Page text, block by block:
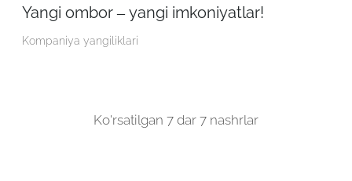
Yangi ombor – yangi imkoniyatlar!
Kompaniya yangiliklari
Ko'rsatilgan 7 dar 7 nashrlar